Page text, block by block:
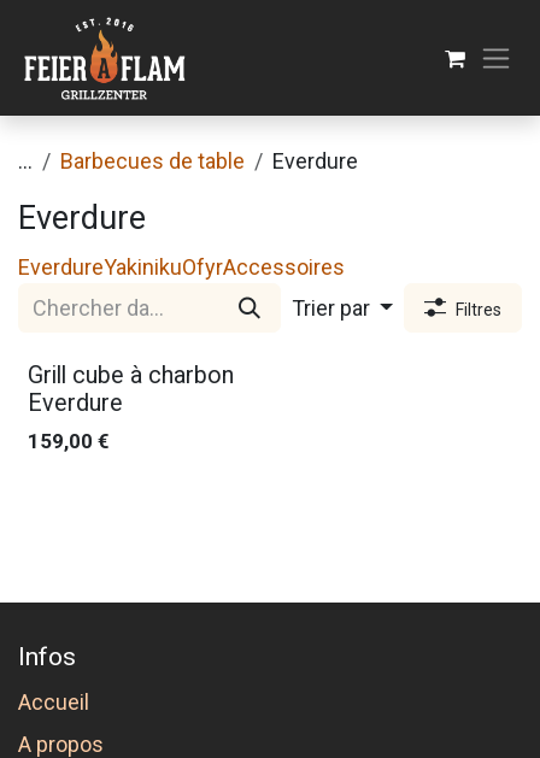
Se rendre au contenu
... Barbecues de table Everdure
Everdure
EverdureYakinikuOfyrAccessoires
Trier par
Filtres
Nouveau !
Grill cube à charbon
Everdure
159,00 €
Infos
Accueil
A propos